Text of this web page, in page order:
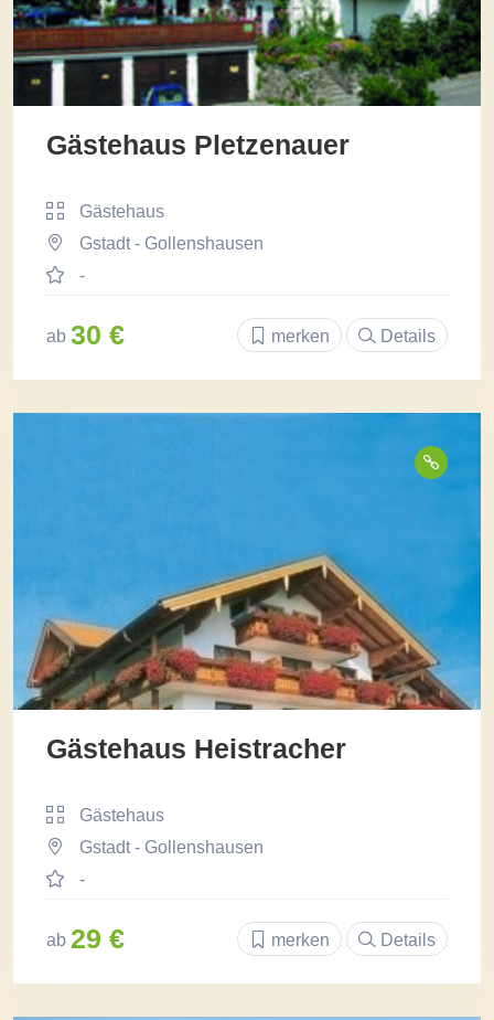
Gästehaus Pletzenauer
Gästehaus
Gstadt - Gollenshausen
-
ab 30 € merken Details
Gästehaus Heistracher
Gästehaus
Gstadt - Gollenshausen
-
ab 29 € merken Details